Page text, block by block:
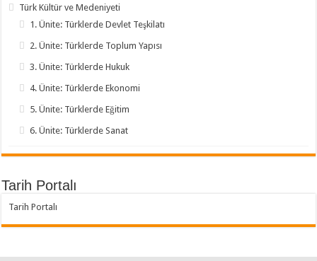
Türk Kültür ve Medeniyeti
1. Ünite: Türklerde Devlet Teşkilatı
2. Ünite: Türklerde Toplum Yapısı
3. Ünite: Türklerde Hukuk
4. Ünite: Türklerde Ekonomi
5. Ünite: Türklerde Eğitim
6. Ünite: Türklerde Sanat
Tarih Portalı
Tarih Portalı